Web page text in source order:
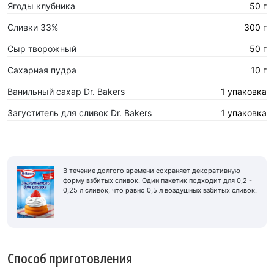
Ягоды клубника 50 г
Сливки 33% 300 г
Сыр творожный 50 г
Сахарная пyдра 10 г
Ванильный сахар Dr. Bakers 1 упаковка
Загуститель для сливок Dr. Bakers 1 упаковка
В течение долгого времени сохраняет декоративную
форму взбитых сливок. Один пакетик подходит для 0,2 -
0,25 л сливок, что равно 0,5 л воздушных взбитых сливок.
Способ приготовления